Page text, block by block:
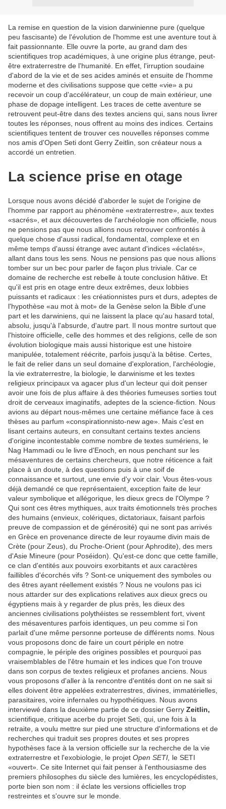
La remise en question de la vision darwinienne pure (quelque
peu fascisante) de l'évolution de l'homme est une aventure tout à
fait passionnante. Elle ouvre la porte, au grand dam des
scientifiques trop académiques, à une origine plus étrange, peut-
être extraterrestre de l'humanité. En effet, l'irruption soudaine
d'abord de la vie et de ses acides aminés et ensuite de l'homme
moderne et des civilisations suppose que cette «vie» a pu
recevoir un coup d'accélérateur, un coup de main extérieur, une
phase de dopage intelligent. Les traces de cette aventure se
retrouvent peut-être dans des textes anciens qui, sans nous livrer
toutes les réponses, nous offrent au moins des indices. Certains
scientifiques tentent de trouver ces nouvelles réponses comme
nos amis d'Open Seti dont Gerry Zeitlin, son créateur nous a
accordé un entretien.
La science prise en otage
Lorsque nous avons décidé d'aborder le sujet de l'origine de
l'homme par rapport au phénomène «extraterrestre», aux textes
«sacrés», et aux découvertes de l'archéologie non officielle, nous
ne pensions pas que nous allions nous retrouver confrontés à
quelque chose d'aussi radical, fondamental, complexe et en
même temps d'aussi étrange avec autant d'indices «éclatés»,
allant dans tous les sens. Nous ne pensions pas que nous allions
tomber sur un bec pour parler de façon plus triviale. Car ce
domaine de recherche est rebelle à toute conclusion hâtive. Et
qu'il est pris en otage entre deux extrêmes, deux lobbies
puissants et radicaux : les créationnistes purs et durs, adeptes de
l'hypothèse «au mot à mot» de la Genèse selon la Bible d'une
part et les darwiniens, qui ne laissent la place qu'au hasard total,
absolu, jusqu'à l'absurde, d'autre part. Il nous montre surtout que
l'histoire officielle, celle des hommes et des religions, celle de son
évolution biologique mais aussi historique est une histoire
manipulée, totalement réécrite, parfois jusqu'à la bêtise. Certes,
le fait de relier dans un seul domaine d'exploration, l'archéologie,
la vie extraterrestre, la biologie, le darwinisme et les textes
religieux principaux va agacer plus d'un lecteur qui doit penser
avoir une fois de plus affaire à des théories fumeuses sorties tout
droit de cerveaux imaginatifs, adeptes de la science-fiction. Nous
avions au départ nous-mêmes une certaine méfiance face à ces
thèses au parfum «conspirationnisto-new age». Mais c'est en
lisant certains auteurs, en consultant certains textes anciens
d'origine incontestable comme nombre de textes sumériens, le
Nag Hammadi ou le livre d'Enoch, en nous penchant sur les
mésaventures de certains chercheurs, que notre réticence a fait
place à un doute, à des questions puis à une soif de
connaissance et surtout, une envie d'y voir clair. Vous êtes-vous
déjà demandé ce que représentaient, exception faite de leur
valeur symbolique et allégorique, les dieux grecs de l'Olympe ?
Qui sont ces êtres mythiques, aux traits émotionnels très proches
des humains (envieux, colériques, dictatoriaux, faisant parfois
preuve de compassion et de générosité) qui ne sont pas arrivés
en Grèce en provenance directe de leur royaume divin mais de
Crète (pour Zeus), du Proche-Orient (pour Aphrodite), des mers
d'Asie Mineure (pour Poséidon). Qu'est-ce donc que cette famille,
ce clan d'entités aux pouvoirs exorbitants et aux caractères
faillibles d'écorchés vifs ? Sont-ce uniquement des symboles ou
des êtres ayant réellement existés ? Nous ne voulons pas ici
nous attarder sur des explications relatives aux dieux grecs ou
égyptiens mais à y regarder de plus près, les dieux des
anciennes civilisations polythéistes se ressemblent fort, vivent
des mésaventures parfois identiques, un peu comme si l'on
parlait d'une même personne porteuse de différents noms. Nous
vous proposons donc de faire un court périple en notre
compagnie, le périple des origines possibles et pourquoi pas
vraisemblables de l'être humain et les indices que l'on trouve
dans son corpus de textes religieux et profanes anciens. Nous
vous proposons d'aller à la rencontre d'entités dont on ne sait si
elles doivent être appelées extraterrestres, divines, immatérielles,
parasitaires, voire infernales ou hypothétiques. Nous avons
interviewé dans la deuxième partie de ce dossier Gerry Zeitlin,
scientifique, critique acerbe du projet Seti, qui, une fois à la
retraite, a voulu mettre sur pied une structure d'informations et de
recherches qui traduit ses propres doutes et ses propres
hypothèses face à la version officielle sur la recherche de la vie
extraterrestre et l'exobiologie, le projet Open SETI, le SETI
«ouvert». Ce site Internet qui fait penser à l'enthousiasme des
premiers philosophes du siècle des lumières, les encyclopédistes,
porte bien son nom : il éclate les versions officielles trop
restreintes et s'ouvre sur le monde.